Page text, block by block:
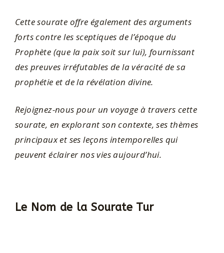
Cette sourate offre également des arguments
forts contre les sceptiques de l’époque du
Prophète (que la paix soit sur lui), fournissant
des preuves irréfutables de la véracité de sa
prophétie et de la révélation divine.
Rejoignez-nous pour un voyage à travers cette
sourate, en explorant son contexte, ses thèmes
principaux et ses leçons intemporelles qui
peuvent éclairer nos vies aujourd’hui.
Le Nom de la Sourate Tur